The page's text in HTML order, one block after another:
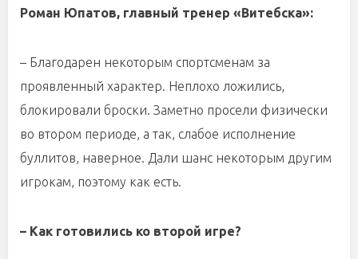
Роман Юпатов, главный тренер «Витебска»:
– Благодарен некоторым спортсменам за
проявленный характер. Неплохо ложились,
блокировали броски. Заметно просели физически
во втором периоде, а так, слабое исполнение
буллитов, наверное. Дали шанс некоторым другим
игрокам, поэтому как есть.
– Как готовились ко второй игре?